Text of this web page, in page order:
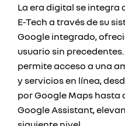
La era digital se integra
E-Tech a través de su
Google integrado,
usuario sin
permite acceso a una
y servicios en línea,
por Google Maps hasta
Google Assistant,